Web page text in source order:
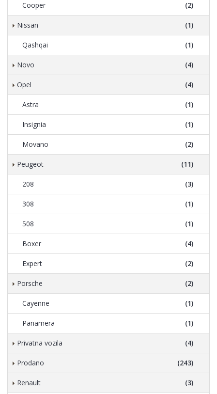
Cooper (2)
Nissan (1)
Qashqai (1)
Novo (4)
Opel (4)
Astra (1)
Insignia (1)
Movano (2)
Peugeot (11)
208 (3)
308 (1)
508 (1)
Boxer (4)
Expert (2)
Porsche (2)
Cayenne (1)
Panamera (1)
Privatna vozila (4)
Prodano (243)
Renault (3)